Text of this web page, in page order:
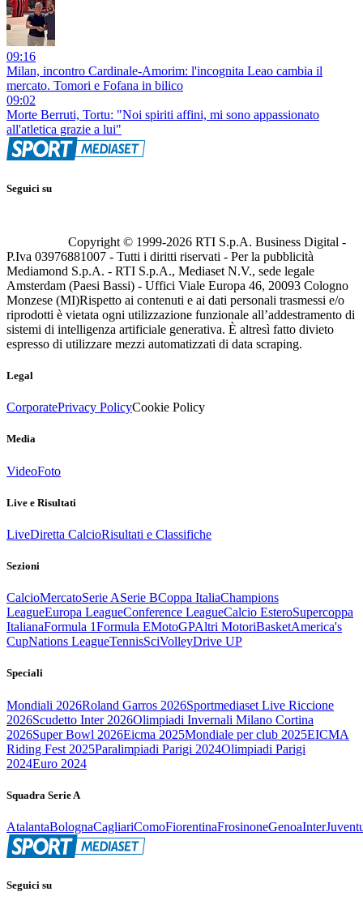
09:16
Milan, incontro Cardinale-Amorim: l'incognita Leao cambia il
mercato. Tomori e Fofana in bilico
09:02
Morte Berruti, Tortu: "Noi spiriti affini, mi sono appassionato
all'atletica grazie a lui"
Seguici su
Copyright © 1999-2026 RTI S.p.A. Business Digital -
P.Iva 03976881007 - Tutti i diritti riservati - Per la pubblicità
Mediamond S.p.A. - RTI S.p.A., Mediaset N.V., sede legale
Amsterdam (Paesi Bassi) - Uffici Viale Europa 46, 20093 Cologno
Monzese (MI)Rispetto ai contenuti e ai dati personali trasmessi e/o
riprodotti è vietata ogni utilizzazione funzionale all’addestramento di
sistemi di intelligenza artificiale generativa. È altresì fatto divieto
espresso di utilizzare mezzi automatizzati di data scraping.
Legal
CorporatePrivacy PolicyCookie Policy
Media
VideoFoto
Live e Risultati
LiveDiretta CalcioRisultati e Classifiche
Sezioni
CalcioMercatoSerie ASerie BCoppa ItaliaChampions
LeagueEuropa LeagueConference LeagueCalcio EsteroSupercoppa
ItalianaFormula 1Formula EMotoGPAltri MotoriBasketAmerica's
CupNations LeagueTennisSciVolleyDrive UP
Speciali
Mondiali 2026Roland Garros 2026Sportmediaset Live Riccione
2026Scudetto Inter 2026Olimpiadi Invernali Milano Cortina
2026Super Bowl 2026Eicma 2025Mondiale per club 2025EICMA
Riding Fest 2025Paralimpiadi Parigi 2024Olimpiadi Parigi
2024Euro 2024
Squadra Serie A
AtalantaBolognaCagliariComoFiorentinaFrosinoneGenoaInter
Seguici su